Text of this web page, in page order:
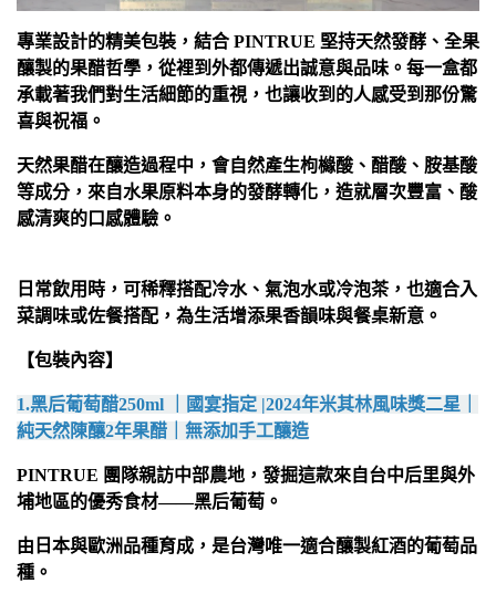
專業設計的精美包裝，結合 PINTRUE 堅持天然發酵、全果
釀製的果醋哲學，從裡到外都傳遞出誠意與品味。每一盒都
承載著我們對生活細節的重視，也讓收到的人感受到那份驚
喜與祝福。
天然果醋在釀造過程中，會自然產生枸櫞酸、醋酸、胺基酸
等成分，來自水果原料本身的發酵轉化，造就層次豐富、酸
感清爽的口感體驗。
日常飲用時，可稀釋搭配冷水、氣泡水或冷泡茶，也適合入
菜調味或佐餐搭配，為生活增添果香韻味與餐桌新意。
【包裝內容】
1.黑后葡萄醋250ml ｜國宴指定 |2024年米其林風味獎二星｜
純天然陳釀2年果醋｜無添加手工釀造
PINTRUE 團隊親訪中部農地，發掘這款來自台中后里與外
埔地區的優秀食材——黑后葡萄。
由日本與歐洲品種育成，是台灣唯一適合釀製紅酒的葡萄品
種。